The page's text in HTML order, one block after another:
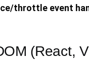
throttle event
(React,